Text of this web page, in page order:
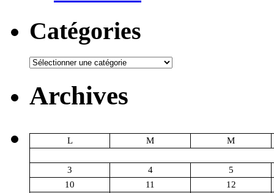
Catégories
Catégories
Archives
L M M
3 4
5
10
11
12